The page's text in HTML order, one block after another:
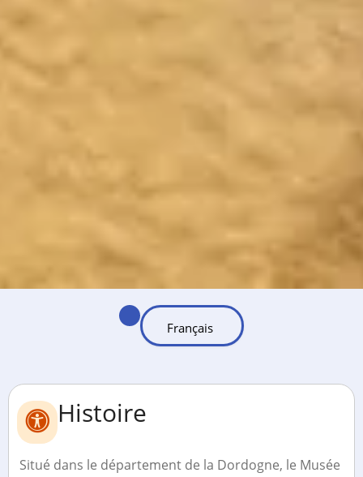
Histoire
Situé dans le département de la Dordogne, le Musée